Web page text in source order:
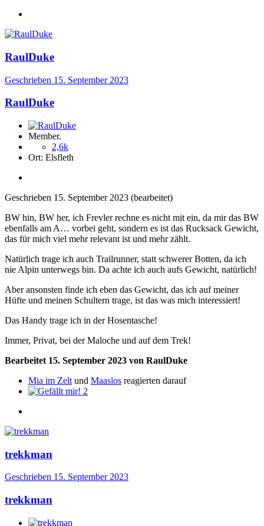
RaulDuke
Geschrieben 15. September 2023
RaulDuke
Member.
2,6k
Ort: Elsfleth
Geschrieben 15. September 2023 (bearbeitet)
BW hin, BW her, ich Frevler rechne es nicht mit ein, da mir das BW
ebenfalls am A… vorbei geht, sondern es ist das Rucksack Gewicht,
das für mich viel mehr relevant ist und mehr zählt.
Natürlich trage ich auch Trailrunner, statt schwerer Botten, da ich
nie Alpin unterwegs bin. Da achte ich auch aufs Gewicht, natürlich!
Aber ansonsten finde ich eben das Gewicht, das ich auf meiner
Hüfte und meinen Schultern trage, ist das was mich interessiert!
Das Handy trage ich in der Hosentasche!
Immer, Privat, bei der Maloche und auf dem Trek!
Bearbeitet 15. September 2023 von RaulDuke
Mia im Zelt und Maaslos reagierten darauf
2
trekkman
Geschrieben 15. September 2023
trekkman